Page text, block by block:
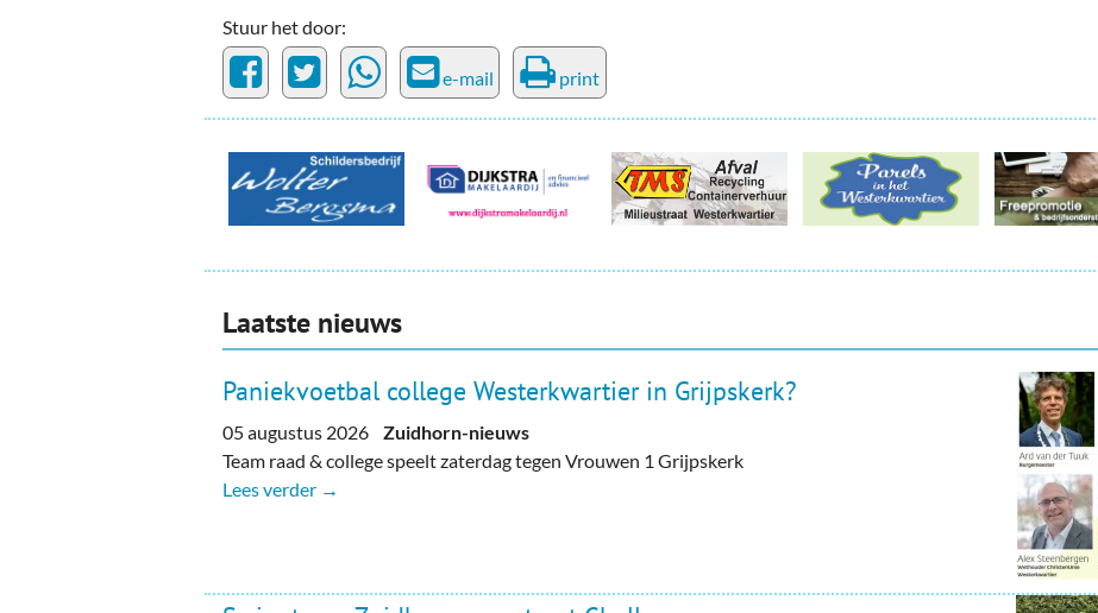
Stuur het door:
e-mail print
Laatste nieuws
Paniekvoetbal college Westerkwartier in Grijpskerk?
05 augustus 2026Zuidhorn-nieuws
Team raad & college speelt zaterdag tegen Vrouwen 1 Grijpskerk
Lees verder →